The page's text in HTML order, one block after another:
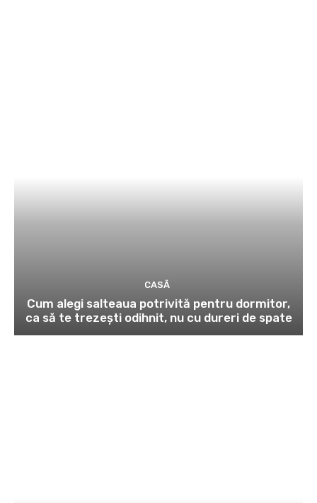
CASĂ
Cum alegi salteaua potrivită pentru dormitor,
ca să te trezești odihnit, nu cu dureri de spate